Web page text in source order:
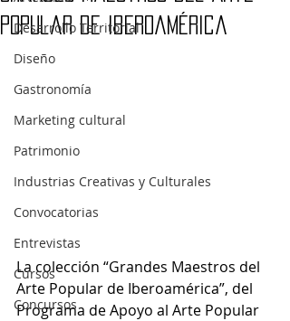
Desarrollo Territorial
Diseño
Gastronomía
Marketing cultural
Patrimonio
Industrias Creativas y Culturales
Convocatorias
Entrevistas
Cursos
Concursos
Popular de Iberoamérica
La colección “Grandes Maestros del
Arte Popular de Iberoamérica”, del
Programa de Apoyo al Arte Popular